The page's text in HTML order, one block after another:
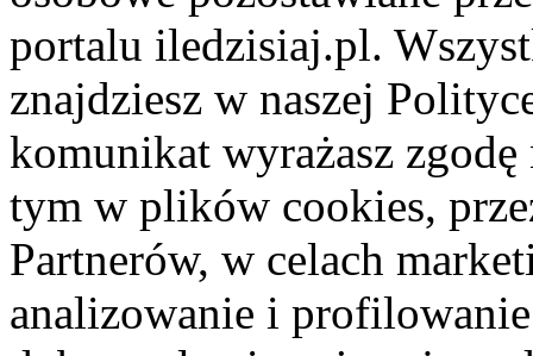
portalu iledzisiaj.pl.
znajdziesz w naszej
komunikat wyrażasz
tym w plików cookies,
Partnerów, w celach
analizowanie i